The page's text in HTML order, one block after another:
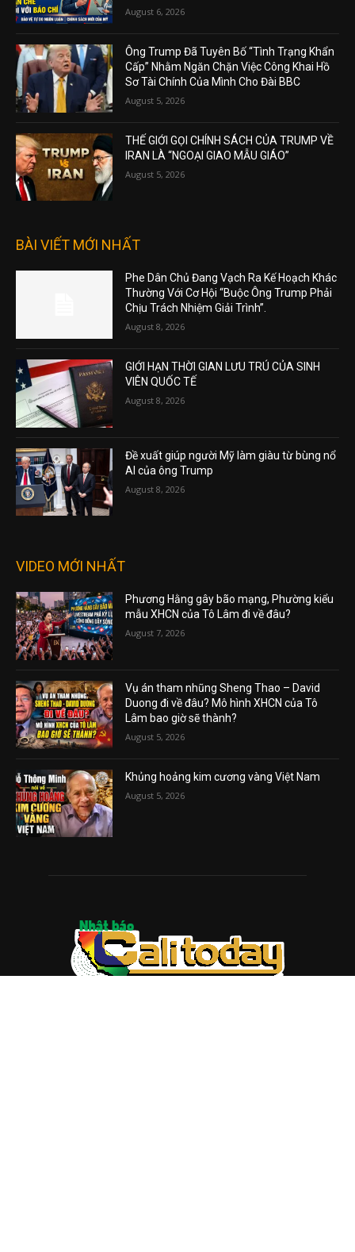
August 6, 2026
Ông Trump Đã Tuyên Bố “Tình Trạng Khẩn
Cấp” Nhằm Ngăn Chặn Việc Công Khai Hồ
Sơ Tài Chính Của Mình Cho Đài BBC
August 5, 2026
THẾ GIỚI GỌI CHÍNH SÁCH CỦA TRUMP VỀ
IRAN LÀ “NGOẠI GIAO MẪU GIÁO”
August 5, 2026
BÀI VIẾT MỚI NHẤT
Phe Dân Chủ Đang Vạch Ra Kế Hoạch Khác
Thường Với Cơ Hội “Buộc Ông Trump Phải
Chịu Trách Nhiệm Giải Trình”.
August 8, 2026
GIỚI HẠN THỜI GIAN LƯU TRÚ CỦA SINH
VIÊN QUỐC TẾ
August 8, 2026
Đề xuất giúp người Mỹ làm giàu từ bùng nổ
AI của ông Trump
August 8, 2026
VIDEO MỚI NHẤT
Phương Hằng gây bão mạng, Phường kiểu
mẫu XHCN của Tô Lâm đi về đâu?
August 7, 2026
Vụ án tham nhũng Sheng Thao – David
Duong đi về đâu? Mô hình XHCN của Tô
Lâm bao giờ sẽ thành?
August 5, 2026
Khủng hoảng kim cương vàng Việt Nam
August 5, 2026